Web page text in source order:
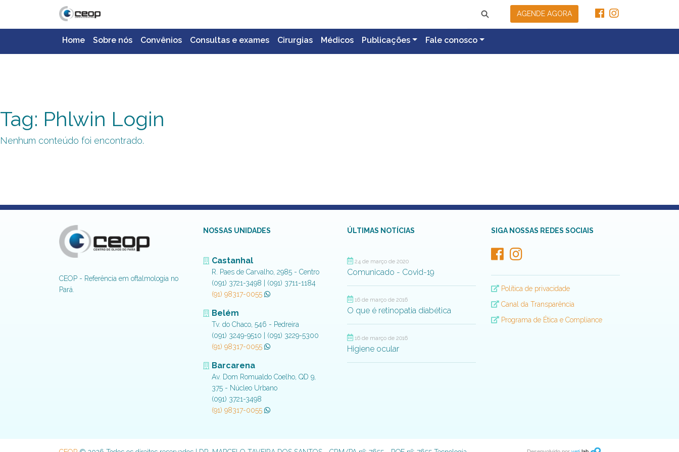
AGENDE AGORA
Home Sobre nós Convênios Consultas e exames Cirurgias Médicos Publicações Fale conosco
Tag: Phlwin Login
Nenhum conteúdo foi encontrado.
CEOP - Referência em oftalmologia no
Pará.
NOSSAS UNIDADES
Castanhal
R. Paes de Carvalho, 2985 - Centro
(091) 3721-3498 | (091) 3711-1184
(91) 98317-0055
Belém
Tv. do Chaco, 546 - Pedreira
(091) 3249-9510 | (091) 3229-5300
(91) 98317-0055
Barcarena
Av. Dom Romualdo Coelho, QD 9,
375 - Núcleo Urbano
(091) 3721-3498
(91) 98317-0055
ÚLTIMAS NOTÍCIAS
24 de março de 2020
Comunicado - Covid-19
16 de março de 2016
O que é retinopatia diabética
16 de março de 2016
Higiene ocular
SIGA NOSSAS REDES SOCIAIS
Política de privacidade
Canal da Transparência
Programa de Ética e Compliance